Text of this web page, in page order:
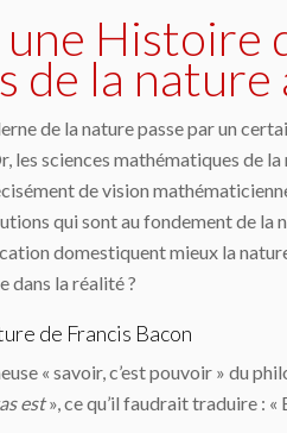
Histoire
de la nature
de la nature passe par un
les sciences mathématiques de
de vision
qui sont au fondement de
domestiquent mieux la
dans la réalité ?
de Francis Bacon
« savoir, c’est pouvoir » du
est», ce qu’il faudrait traduire :